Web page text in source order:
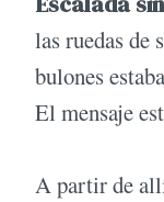
las ruedas de
bulones
El mensaje
A partir de